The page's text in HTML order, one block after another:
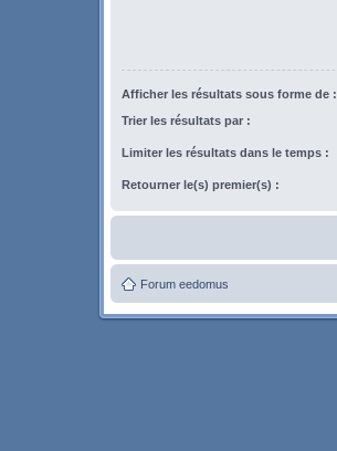
Afficher les résultats sous forme de :
Trier les résultats par :
Limiter les résultats dans le temps :
Retourner le(s) premier(s) :
Forum eedomus